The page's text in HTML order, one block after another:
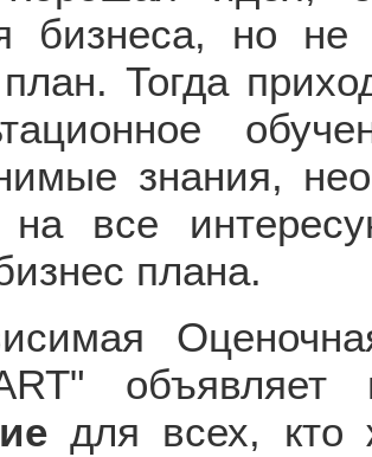
бизнеса, но не
Тогда
знания,
на все
плана.
для всех, кто